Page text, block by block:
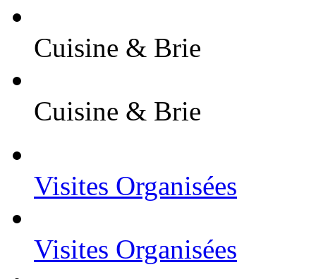
Cuisine & Brie
Cuisine & Brie
Visites Organisées
Visites Organisées